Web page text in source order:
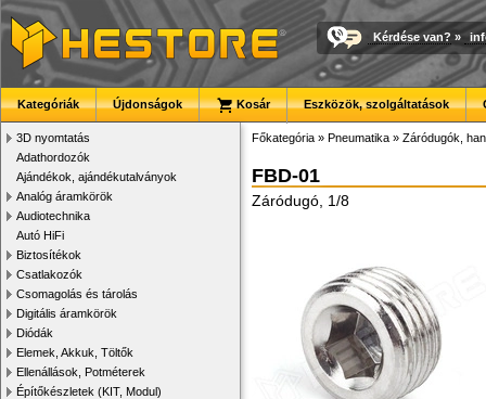
Kérdése van? »
Kategóriák Újdonságok Kosár Eszközök, szolgáltatások
3D nyomtatás
Adathordozók
Ajándékok, ajándékutalványok
Analóg áramkörök
Audiotechnika
Autó HiFi
Biztosítékok
Csatlakozók
Csomagolás és tárolás
Digitális áramkörök
Diódák
Elemek, Akkuk, Töltők
Ellenállások, Potméterek
Építőkészletek (KIT, Modul)
Főkategória » Pneumatika » Záródugók,
FBD-01
Záródugó, 1/8